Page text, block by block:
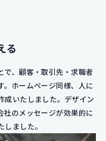
る
で、顧客・取引先・求職者
。ホームページ同様、人に
成いたしました。デザイン
社のメッセージが効果的に
ました。